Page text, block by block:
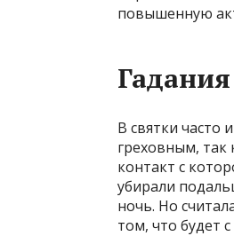
повышенную
В святки часто
греховным, так
контакт с
убирали
ночь. Но
том, что будет